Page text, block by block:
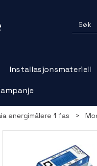
Installasjonsmateriell
energimålere 1 fas >